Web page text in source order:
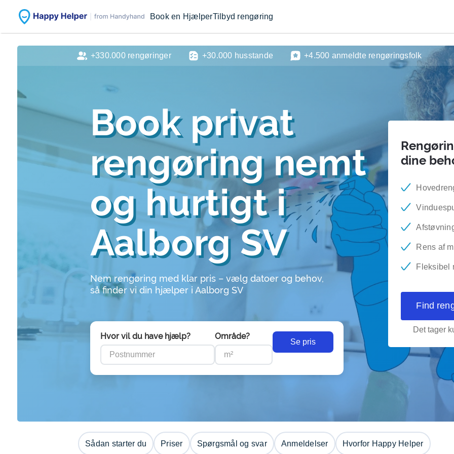
Book en HjælperTilbyd rengøring
Book privat
rengøring nemt
og hurtigt i
Aalborg SV
Nem rengøring med klar pris – vælg datoer og behov,
så finder vi din hjælper i Aalborg SV
Hvor vil du have hjælp? Område?
Se pris
dine
Rens af
Fleksibel
Find
Det tager
+330.000 rengøringer +30.000 husstande +4.500 anmeldte rengøringsfolk
Sådan starter du Priser Spørgsmål og svar Anmeldelser Hvorfor Happy Helper